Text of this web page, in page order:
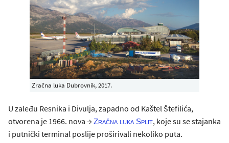
Zračna luka Dubrovnik, 2017.
U zaleđu Resnika i Divulja, zapadno od Kaštel Štefilića,
otvorena je 1966. nova →Zračna luka Split, koje su se stajanka
i putnički terminal poslije proširivali nekoliko puta.